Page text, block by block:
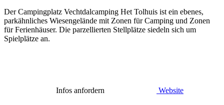
Der Campingplatz Vechtdalcamping Het Tolhuis ist ein ebenes,
parkähnliches Wiesengelände mit Zonen für Camping und Zonen
für Ferienhäuser. Die parzellierten Stellplätze siedeln sich um
Spielplätze an.
Infos anfordern Website